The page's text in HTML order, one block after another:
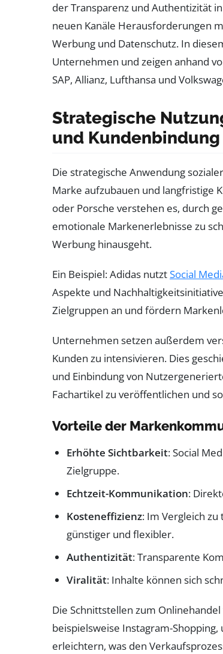
der Transparenz und Authentizität
neuen Kanäle Herausforderungen
Werbung und Datenschutz. In
Unternehmen und zeigen anhand
SAP, Allianz, Lufthansa und
Strategische
und Kundenbindung
Die strategische Anwendung
Marke aufzubauen und langfristige
oder Porsche verstehen es, durch
emotionale Markenerlebnisse zu
Werbung hinausgeht.
Ein Beispiel: Adidas nutztSocial
Aspekte und
Zielgruppen an und fördern
Unternehmen setzen außerdem
Kunden zu intensivieren. Dies
und Einbindung von
Fachartikel zu veröffentlichen und
Vorteile der
Erhöhte Sichtbarkeit: Social
Zielgruppe.
Echtzeit-Kommunikation:
Kosteneffizienz: Im Vergleich
günstiger und flexibler.
Authentizität: Transparente
Viralität: Inhalte können sich
Die Schnittstellen zum
beispielsweise Instagram-
erleichtern, was den